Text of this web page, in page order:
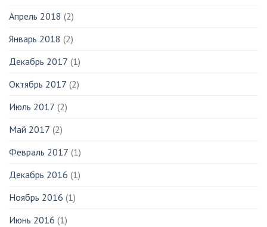
Апрель 2018 (2)
Январь 2018 (2)
Декабрь 2017 (1)
Октябрь 2017 (2)
Июль 2017 (2)
Май 2017 (2)
Февраль 2017 (1)
Декабрь 2016 (1)
Ноябрь 2016 (1)
Июнь 2016 (1)